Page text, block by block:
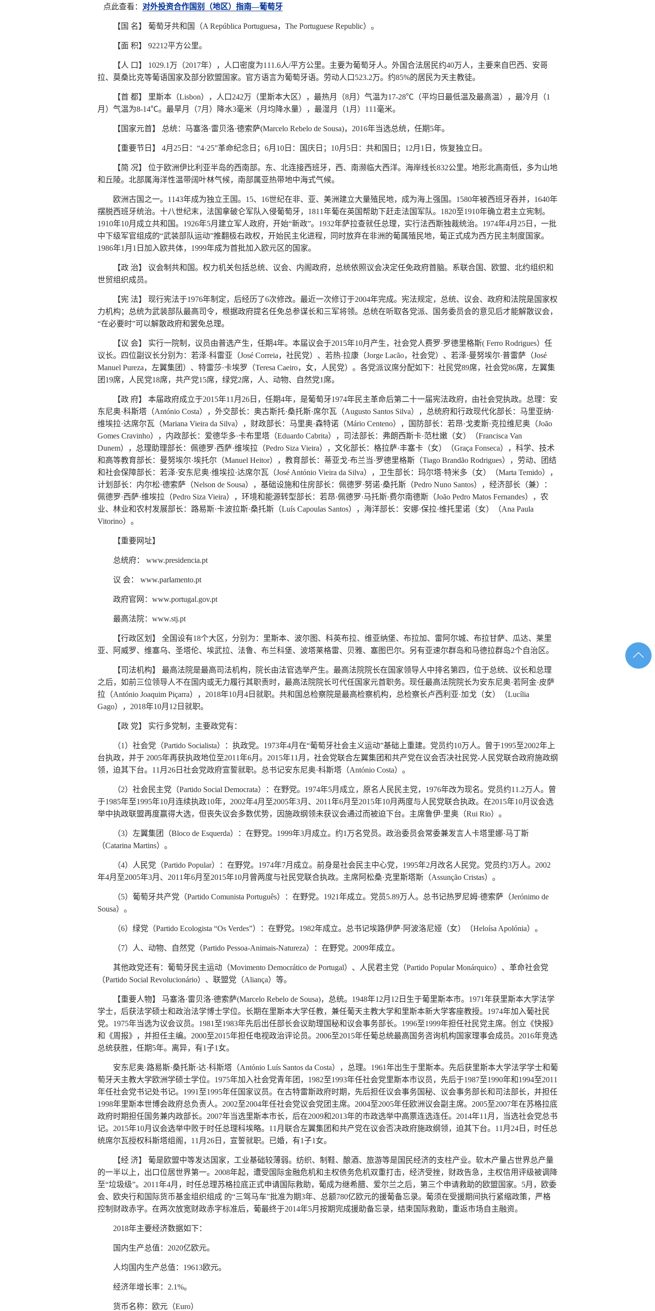
返回顶
点此查看： 对外投资合作国别（地区）指南—葡萄牙
【国 名】 葡萄牙共和国（A República Portuguesa，The Portuguese Republic）。
【面 积】 92212平方公里。
【人 口】 1029.1万（2017年），人口密度为111.6人/平方公里。主要为葡萄牙人。外国合法居民约40万人，主要来自巴西、安哥
拉、莫桑比克等葡语国家及部分欧盟国家。官方语言为葡萄牙语。劳动人口523.2万。约85%的居民为天主教徒。
【首 都】 里斯本（Lisbon），人口242万（里斯本大区），最热月（8月）气温为17-28℃（平均日最低温及最高温），最冷月（1
月）气温为8-14℃。最旱月（7月）降水3毫米（月均降水量），最湿月（1月）111毫米。
【国家元首】 总统：马塞洛·雷贝洛·德索萨(Marcelo Rebelo de Sousa)，2016年当选总统，任期5年。
【重要节日】 4月25日：“4·25”革命纪念日；6月10日：国庆日；10月5日：共和国日；12月1日，恢复独立日。
【简 况】 位于欧洲伊比利亚半岛的西南部。东、北连接西班牙，西、南濒临大西洋。海岸线长832公里。地形北高南低，多为山地
和丘陵。北部属海洋性温带阔叶林气候，南部属亚热带地中海式气候。
欧洲古国之一。1143年成为独立王国。15、16世纪在非、亚、美洲建立大量殖民地，成为海上强国。1580年被西班牙吞并，1640年
摆脱西班牙统治。十八世纪末，法国拿破仑军队入侵葡萄牙，1811年葡在英国帮助下赶走法国军队。1820至1910年确立君主立宪制。
1910年10月成立共和国。1926年5月建立军人政府，开始“新政”。1932年萨拉查就任总理，实行法西斯独裁统治。1974年4月25日，一批
中下级军官组成的“武装部队运动”推翻极右政权，开始民主化进程，同时放弃在非洲的葡属殖民地，葡正式成为西方民主制度国家。
1986年1月1日加入欧共体，1999年成为首批加入欧元区的国家。
【政 治】 议会制共和国。权力机关包括总统、议会、内阁政府，总统依照议会决定任免政府首脑。系联合国、欧盟、北约组织和
世贸组织成员。
【宪 法】 现行宪法于1976年制定，后经历了6次修改。最近一次修订于2004年完成。宪法规定，总统、议会、政府和法院是国家权
力机构；总统为武装部队最高司令，根据政府提名任免总参谋长和三军将领。总统在听取各党派、国务委员会的意见后才能解散议会，
“在必要时”可以解散政府和罢免总理。
【议 会】 实行一院制，议员由普选产生，任期4年。本届议会于2015年10月产生，社会党人费罗·罗德里格斯( Ferro Rodrigues）任
议长。四位副议长分别为：若泽·科雷亚（José Correia，社民党）、若热·拉康（Jorge Lacão，社会党）、若泽·曼努埃尔·普雷萨（José
Manuel Pureza，左翼集团）、特雷莎·卡埃罗（Teresa Caeiro，女，人民党）。各党派议席分配如下：社民党89席，社会党86席，左翼集
团19席，人民党18席，共产党15席，绿党2席，人、动物、自然党1席。
【政 府】 本届政府成立于2015年11月26日，任期4年，是葡萄牙1974年民主革命后第二十一届宪法政府，由社会党执政。总理：安
东尼奥·科斯塔（António Costa），外交部长：奥古斯托·桑托斯·席尔瓦（Augusto Santos Silva），总统府和行政现代化部长：马里亚纳·
维埃拉·达席尔瓦（Mariana Vieira da Silva），财政部长：马里奥·森特诺（Mário Centeno），国防部长：若昂·戈麦斯·克拉维尼奥（João
Gomes Cravinho），内政部长：爱德华多·卡布里塔（Eduardo Cabrita），司法部长：弗朗西斯卡·范杜嫩（女）（Francisca Van
Dunem），总理助理部长：佩德罗·西萨·维埃拉（Pedro Siza Vieira），文化部长：格拉萨·丰塞卡（女）（Graça Fonseca），科学、技术
和高等教育部长：曼努埃尔·埃托尔（Manuel Heitor），教育部长：蒂亚戈·布兰当·罗德里格斯（Tiago Brandão Rodrigues），劳动、团结
和社会保障部长：若泽·安东尼奥·维埃拉·达席尔瓦（José António Vieira da Silva），卫生部长：玛尔塔·特米多（女）（Marta Temido），
计划部长：内尔松·德索萨（Nelson de Sousa），基础设施和住房部长：佩德罗·努诺·桑托斯（Pedro Nuno Santos），经济部长（兼）：
佩德罗·西萨·维埃拉（Pedro Siza Vieira），环境和能源转型部长：若昂·佩德罗·马托斯·费尔南德斯（João Pedro Matos Fernandes），农
业、林业和农村发展部长：路易斯·卡波拉斯·桑托斯（Luís Capoulas Santos），海洋部长：安娜·保拉·维托里诺（女）（Ana Paula
Vitorino）。
【重要网址】
总统府： www.presidencia.pt
议 会： www.parlamento.pt
政府官网：www.portugal.gov.pt
最高法院：www.stj.pt
【行政区划】 全国设有18个大区，分别为：里斯本、波尔图、科英布拉、维亚纳堡、布拉加、雷阿尔城、布拉甘萨、瓜达、莱里
亚、阿威罗、维塞乌、圣塔伦、埃武拉、法鲁、布兰科堡、波塔莱格雷、贝雅、塞图巴尔。另有亚速尔群岛和马德拉群岛2个自治区。
【司法机构】 最高法院是最高司法机构，院长由法官选举产生。最高法院院长在国家领导人中排名第四，位于总统、议长和总理
之后，如前三位领导人不在国内或无力履行其职责时，最高法院院长可代任国家元首职务。现任最高法院院长为安东尼奥·若阿金·皮萨
拉（António Joaquim Piçarra），2018年10月4日就职。共和国总检察院是最高检察机构，总检察长卢西利亚·加戈（女）（Lucília
Gago），2018年10月12日就职。
【政 党】 实行多党制，主要政党有：
（1）社会党（Partido Socialista）：执政党。1973年4月在“葡萄牙社会主义运动”基础上重建。党员约10万人。曾于1995至2002年上
台执政，并于 2005年再获执政地位至2011年6月。2015年11月，社会党联合左翼集团和共产党在议会否决社民党-人民党联合政府施政纲
领，迫其下台。11月26日社会党政府宣誓就职。总书记安东尼奥·科斯塔（António Costa）。
（2）社会民主党（Partido Social Democrata）：在野党。1974年5月成立，原名人民民主党，1976年改为现名。党员约11.2万人。曾
于1985年至1995年10月连续执政10年，2002年4月至2005年3月、2011年6月至2015年10月两度与人民党联合执政。在2015年10月议会选
举中执政联盟再度赢得大选，但丧失议会多数优势，因施政纲领未获议会通过而被迫下台。主席鲁伊·里奥（Rui Rio）。
（3）左翼集团（Bloco de Esquerda）：在野党。1999年3月成立。约1万名党员。政治委员会常委兼发言人卡塔里娜·马丁斯
（Catarina Martins）。
（4）人民党（Partido Popular）：在野党。1974年7月成立。前身是社会民主中心党，1995年2月改名人民党。党员约3万人。2002
年4月至2005年3月、2011年6月至2015年10月曾两度与社民党联合执政。主席阿松桑·克里斯塔斯（Assunção Cristas）。
（5）葡萄牙共产党（Partido Comunista Português）：在野党。1921年成立。党员5.89万人。总书记热罗尼姆·德索萨（Jerónimo de
Sousa）。
（6）绿党（Partido Ecologista “Os Verdes”）：在野党。1982年成立。总书记埃路伊萨·阿波洛尼娅（女）（Heloísa Apolónia）。
（7）人、动物、自然党（Partido Pessoa-Animais-Natureza）：在野党。2009年成立。
其他政党还有：葡萄牙民主运动（Movimento Democrático de Portugal）、人民君主党（Partido Popular Monárquico）、革命社会党
（Partido Social Revolucionário）、联盟党（Aliança）等。
【重要人物】 马塞洛·雷贝洛·德索萨(Marcelo Rebelo de Sousa)，总统。1948年12月12日生于葡里斯本市。1971年获里斯本大学法学
学士，后获法学硕士和政治法学博士学位。长期在里斯本大学任教，兼任葡天主教大学和里斯本新大学客座教授。1974年加入葡社民
党。1975年当选为议会议员。1981至1983年先后出任部长会议助理国秘和议会事务部长。1996至1999年担任社民党主席。创立《快报》
和《周报》，并担任主编。2000至2015年担任电视政治评论员。2006至2015年任葡总统最高国务咨询机构国家理事会成员。2016年竞选
总统获胜，任期5年。离异，有1子1女。
安东尼奥·路易斯·桑托斯·达·科斯塔（António Luís Santos da Costa），总理。1961年出生于里斯本。先后获里斯本大学法学学士和葡
萄牙天主教大学欧洲学硕士学位。1975年加入社会党青年团，1982至1993年任社会党里斯本市议员，先后于1987至1990年和1994至2011
年任社会党书记处书记。1991至1995年任国家议员。在古特雷斯政府时期，先后担任议会事务国秘、议会事务部长和司法部长，并担任
1998年里斯本世博会政府总负责人。2002至2004年任社会党议会党团主席。2004至2005年任欧洲议会副主席。2005至2007年在苏格拉底
政府时期担任国务兼内政部长。2007年当选里斯本市长，后在2009和2013年的市政选举中高票连选连任。2014年11月，当选社会党总书
记。2015年10月议会选举中败于时任总理科埃略。11月联合左翼集团和共产党在议会否决政府施政纲领，迫其下台。11月24日，时任总
统席尔瓦授权科斯塔组阁，11月26日，宣誓就职。已婚，有1子1女。
【经 济】 葡是欧盟中等发达国家，工业基础较薄弱。纺织、制鞋、酿酒、旅游等是国民经济的支柱产业。软木产量占世界总产量
的一半以上，出口位居世界第一。2008年起，遭受国际金融危机和主权债务危机双重打击，经济受挫，财政告急，主权信用评级被调降
至“垃圾级”。2011年4月，时任总理苏格拉底正式申请国际救助，葡成为继希腊、爱尔兰之后，第三个申请救助的欧盟国家。5月，欧委
会、欧央行和国际货币基金组织组成 的“三驾马车”批准为期3年、总额780亿欧元的援葡备忘录。葡须在受援期间执行紧缩政策，严格
控制财政赤字。在两次放宽财政赤字标准后，葡最终于2014年5月按期完成援助备忘录，结束国际救助，重返市场自主融资。
2018年主要经济数据如下：
国内生产总值：2020亿欧元。
人均国内生产总值：19613欧元。
经济年增长率：2.1%。
货币名称：欧元（Euro）